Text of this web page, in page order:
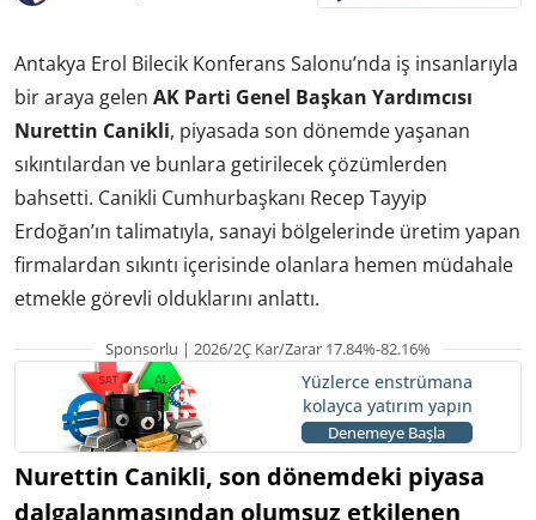
Antakya Erol Bilecik Konferans Salonu’nda iş insanlarıyla
bir araya gelen AK Parti Genel Başkan Yardımcısı
Nurettin Canikli, piyasada son dönemde yaşanan
sıkıntılardan ve bunlara getirilecek çözümlerden
bahsetti. Canikli Cumhurbaşkanı Recep Tayyip
Erdoğan’ın talimatıyla, sanayi bölgelerinde üretim yapan
firmalardan sıkıntı içerisinde olanlara hemen müdahale
etmekle görevli olduklarını anlattı.
Sponsorlu | 2026/2Ç Kar/Zarar 17.84%-82.16%
Yüzlerce enstrümana
kolayca yatırım yapın
Denemeye Başla
Nurettin Canikli, son dönemdeki piyasa
dalgalanmasından olumsuz etkilenen